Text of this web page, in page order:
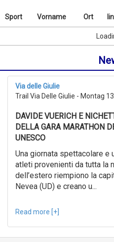
to
09/09/2026
0KM
Suche
Sport
Reset
Nach
Name
ab
09/07/2026
09/08/2026
Erweiterte
Suche
Sport
Sport Vorname Ort
link
Via delle Giulie
Trail Via Delle Giulie - Montag
DAVIDE VUERICH E
DELLA GARA MARATHON
UNESCO
Una giornata spettacolare e
atleti provenienti da tutta la
dell’estero riempiono la
Nevea (UD) e creano u...
Read more [+]